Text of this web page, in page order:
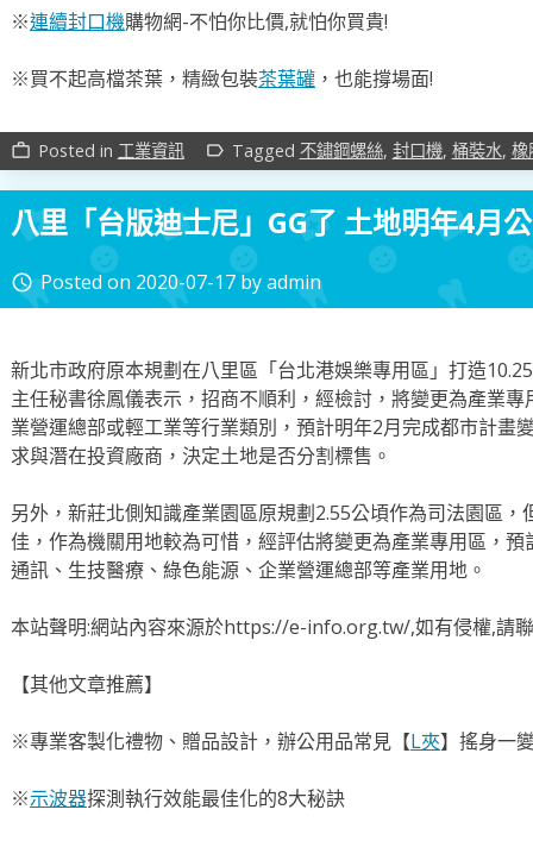
※連續封口機購物網-不怕你比價,就怕你買貴!
※買不起高檔茶葉，精緻包裝茶葉罐，也能撐場面!
work_outline Posted in 工業資訊 label_outline Tagged 不鏽鋼螺絲, 封口機, 桶裝水, 橡
八里「台版迪士尼」GG了 土地明年4月
access_time Posted on 2020-07-17 byadmin
新北市政府原本規劃在八里區「台北港娛樂專用區」打造
主任秘書徐鳳儀表示，招商不順利，經檢討，將變更為產業
業營運總部或輕工業等行業類別，預計明年2月完成都市計畫
求與潛在投資廠商，決定土地是否分割標售。
另外，新莊北側知識產業園區原規劃2.55公頃作為司法園區
佳，作為機關用地較為可惜，經評估將變更為產業專用區，
通訊、生技醫療、綠色能源、企業營運總部等產業用地。
本站聲明:網站內容來源於https://e-info.org.tw/,如有侵權,請
【其他文章推薦】
※專業客製化禮物、贈品設計，辦公用品常見【L夾】搖身一
※示波器探測執行效能最佳化的8大秘訣